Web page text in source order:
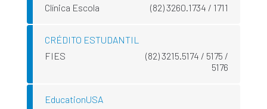
Clínica Escola
(82) 3260.1734 / 1711
CRÉDITO ESTUDANTIL
FIES
(82) 3215.5174 / 5175 /
5176
EducationUSA